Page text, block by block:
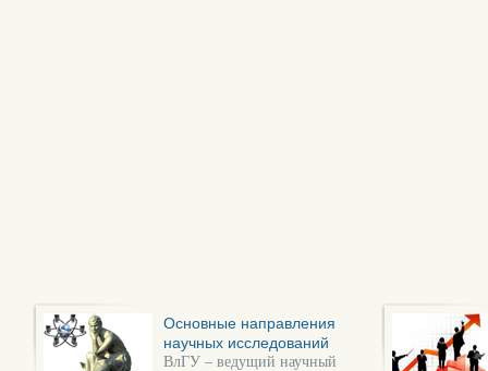
Основные направления
научных исследований
ВлГУ – ведущий научный